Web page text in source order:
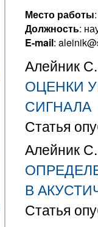
Место работы
Должность:
E-mail:
Алейник
ОЦЕНКИ
СИГНАЛА
Статья
Алейник
В
Статья